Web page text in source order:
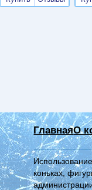
ГлавнаяО
коньках,